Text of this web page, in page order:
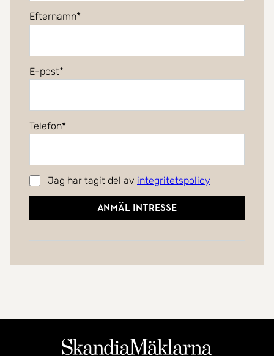
Efternamn
E-post
Telefon
Jag har tagit del av integritetspolicy
Anmäl intresse